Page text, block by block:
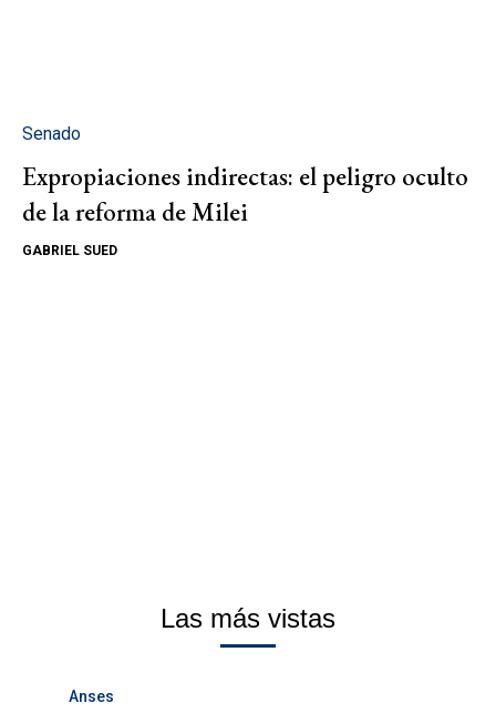
Senado
Expropiaciones indirectas: el peligro oculto
de la reforma de Milei
GABRIEL SUED
Las más vistas
Anses